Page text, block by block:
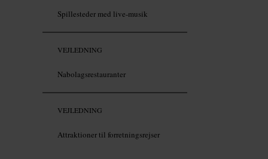
Spillesteder med live-musik
VEJLEDNING
Nabolagsrestauranter
VEJLEDNING
Attraktioner til forretningsrejser